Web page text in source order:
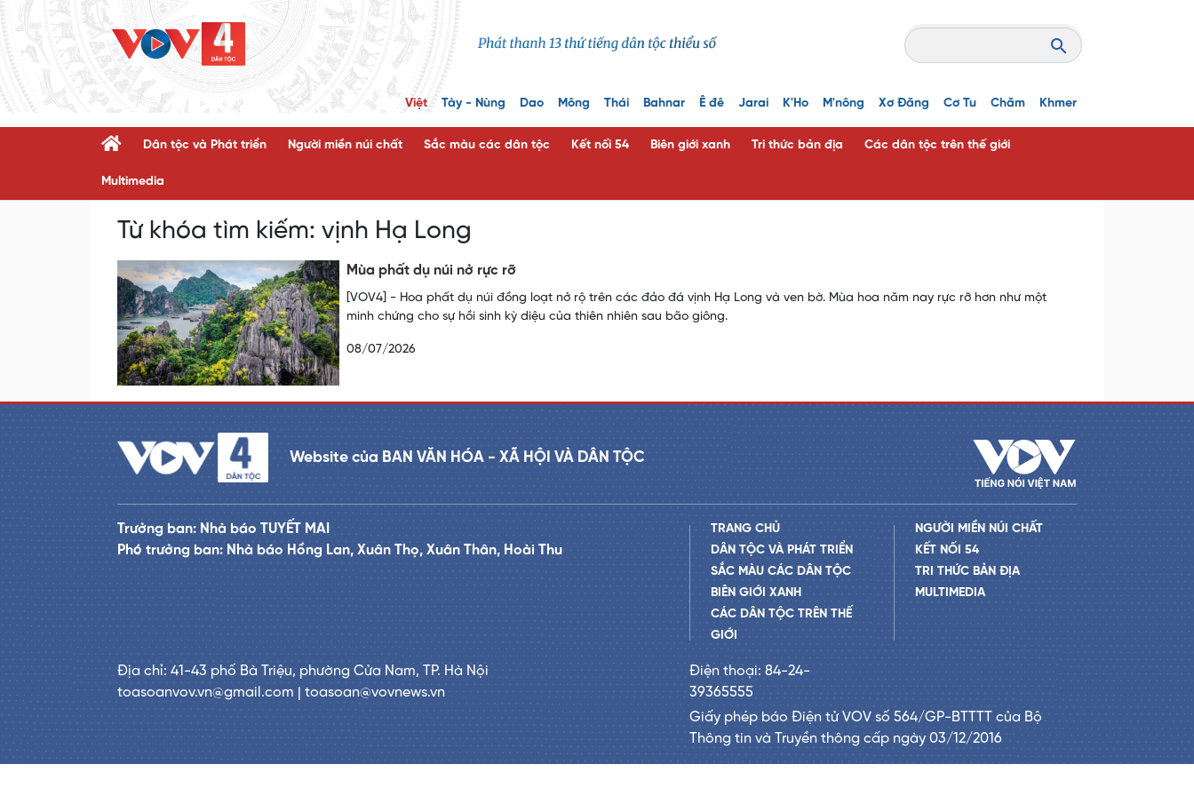
Việt Tày - Nùng Dao Mông Thái Bahnar Ê đê Jarai K'Ho M'nông Xơ Đăng Cơ Tu Chăm Khmer
Dân tộc và Phát triển Người miền núi chất Sắc màu các dân tộc Kết nối 54 Biên giới xanh Tri thức bản địa Các dân tộc trên thế giới
Multimedia
Từ khóa tìm kiếm: vịnh Hạ Long
Mùa phất dụ núi nở rực rỡ
[VOV4] - Hoa phất dụ núi đồng loạt nở rộ trên các đảo đá vịnh Hạ Long và ven bờ. Mùa hoa năm nay rực rỡ hơn như một
minh chứng cho sự hồi sinh kỳ diệu của thiên nhiên sau bão giông.
08/07/2026
Website của BAN VĂN HÓA - XÃ HỘI VÀ DÂN TỘC
Trưởng ban: Nhà báo TUYẾT MAI
Phó trưởng ban: Nhà báo Hồng Lan, Xuân Thọ, Xuân Thân, Hoài Thu
TRANG CHỦ
DÂN TỘC VÀ PHÁT TRIỂN
SẮC MÀU CÁC DÂN TỘC
BIÊN GIỚI XANH
CÁC DÂN TỘC TRÊN THẾ
GIỚI
NGƯỜI MIỀN NÚI CHẤT
KẾT NỐI 54
TRI THỨC BẢN ĐỊA
MULTIMEDIA
Địa chỉ: 41-43 phố Bà Triệu, phường Cửa Nam, TP. Hà Nội
toasoanvov.vn@gmail.com | toasoan@vovnews.vn
Điện thoại: 84-24-
39365555
Giấy phép báo Điện tử VOV số 564/GP-BTTTT của Bộ
Thông tin và Truyền thông cấp ngày 03/12/2016